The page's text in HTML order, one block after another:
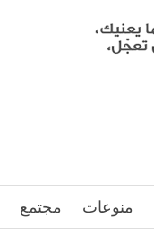
منوعات مجتمع